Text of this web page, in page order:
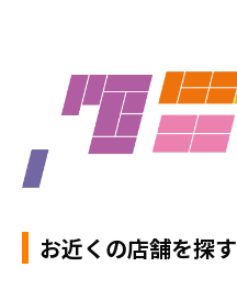
お近くの店舗を探す